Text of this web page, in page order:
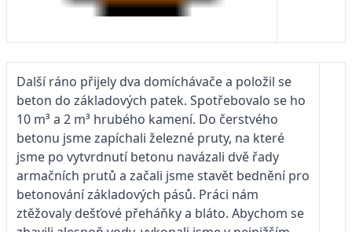
Další ráno přijely dva domíchávače a položil se
beton do základových patek. Spotřebovalo se ho
10 m³ a 2 m³ hrubého kamení. Do čerstvého
betonu jsme zapíchali železné pruty, na které
jsme po vytvrdnutí betonu navázali dvě řady
armačních prutů a začali jsme stavět bednění pro
betonování základových pásů. Práci nám
ztěžovaly dešťové přeháňky a bláto. Abychom se